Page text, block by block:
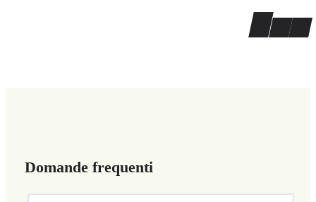
Domande frequenti